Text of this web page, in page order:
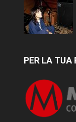
PER LA TUA